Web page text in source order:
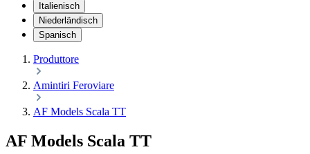
Italienisch
Niederländisch
Spanisch
Produttore
Amintiri Feroviare
AF Models Scala TT
AF Models Scala TT